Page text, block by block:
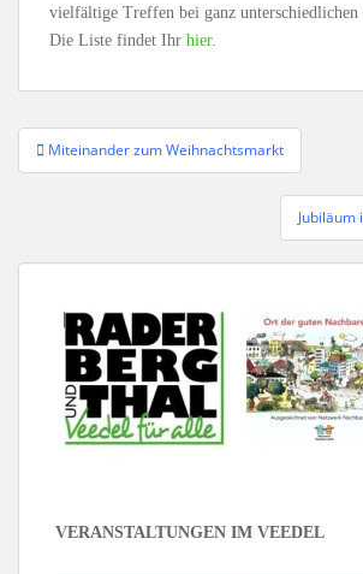
vielfältige Treffen bei ganz unterschiedlichen
Die Liste findet Ihr hier.
Beitragsnavigation
Miteinander zum Weihnachtsmarkt
Jubiläum
VERANSTALTUNGEN IM VEEDEL